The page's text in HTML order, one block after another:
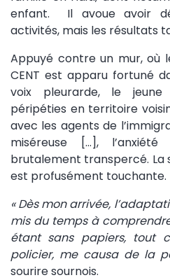
enfant. Il avoue avoir
activités, mais les résultats
Appuyé contre un mur, où
CENT est apparu fortuné
voix pleurarde, le
péripéties en territoire
avec les agents de
miséreuse […],
brutalement transpercé. La
est profusément touchante.
« Dès mon arrivée,
mis du temps à
étant sans papiers, tout
policier, me causa de la
sourire sournois.